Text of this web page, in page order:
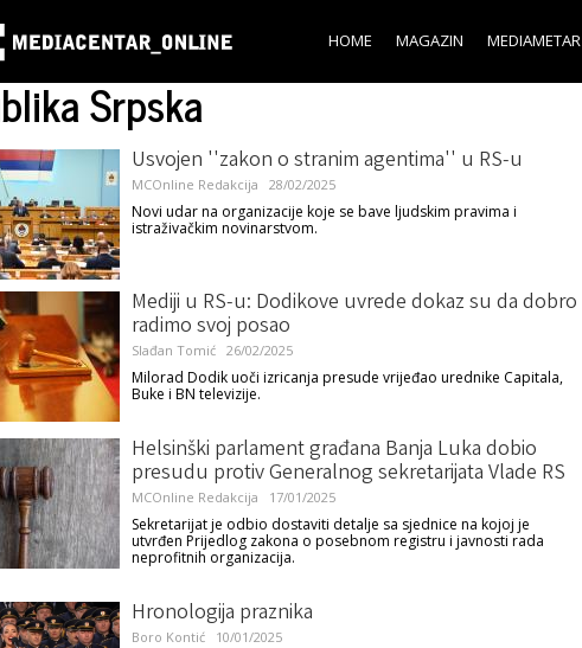
main
content
HOME MAGAZIN MEDIAMETAR
Srpska
Usvojen ''zakon o stranim agentima'' u RS-u
MCOnline Redakcija 28/02/2025
Novi udar na organizacije koje se bave ljudskim pravima i
istraživačkim novinarstvom.
Mediji u RS-u: Dodikove uvrede dokaz su da dobro
radimo svoj posao
Slađan Tomić 26/02/2025
Milorad Dodik uoči izricanja presude vrijeđao urednike Capitala,
Buke i BN televizije.
Helsinški parlament građana Banja Luka dobio
presudu protiv Generalnog sekretarijata Vlade RS
MCOnline Redakcija 17/01/2025
Sekretarijat je odbio dostaviti detalje sa sjednice na kojoj je
utvrđen Prijedlog zakona o posebnom registru i javnosti rada
neprofitnih organizacija.
Hronologija praznika
Boro Kontić 10/01/2025